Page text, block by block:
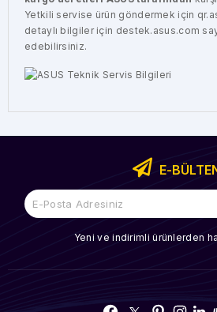
Yetkili servise ürün göndermek için
detaylı bilgiler için destek.asus.com
edebilirsiniz.
E-
Yeni ve indirimli ürünlerden